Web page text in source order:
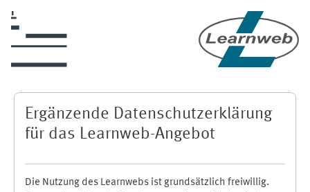
Ergänzende Datenschutzerklärung
für das Learnweb-Angebot
Die Nutzung des Learnwebs ist grundsätzlich freiwillig.